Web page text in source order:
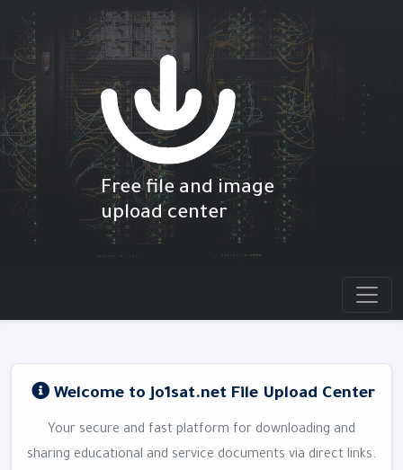
Free file and image
upload center
Welcome to jo1sat.net File Upload Center
Your secure and fast platform for downloading and
sharing educational and service documents via direct links.